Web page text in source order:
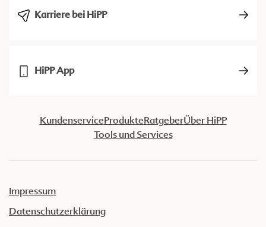
Karriere bei HiPP
HiPP App
KundenserviceProdukteRatgeberÜber HiPP
Tools und Services
Impressum
Datenschutzerklärung